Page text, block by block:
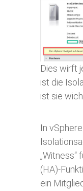
Dies wirft
ist die
ist sie
In
„Witness“
(HA)-
ein